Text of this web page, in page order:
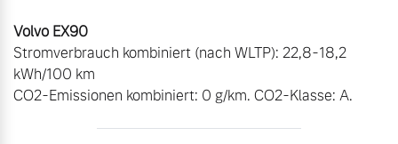
Stromverbrauch kombiniert (nach WLTP): 22,8-18,2
kWh/100 km
CO2-Emissionen kombiniert: 0 g/km. CO2-Klasse: A.